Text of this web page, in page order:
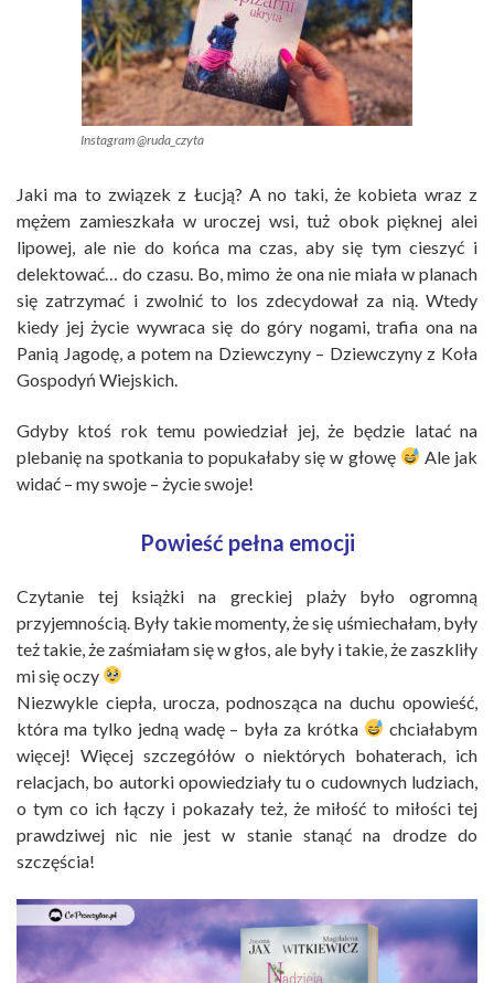
Instagram @ruda_czyta
Jaki ma to związek z Łucją? A no taki, że kobieta wraz z
mężem zamieszkała w uroczej wsi, tuż obok pięknej alei
lipowej, ale nie do końca ma czas, aby się tym cieszyć i
delektować… do czasu. Bo, mimo że ona nie miała w planach
się zatrzymać i zwolnić to los zdecydował za nią. Wtedy
kiedy jej życie wywraca się do góry nogami, trafia ona na
Panią Jagodę, a potem na Dziewczyny – Dziewczyny z Koła
Gospodyń Wiejskich.
Gdyby ktoś rok temu powiedział jej, że będzie latać na
plebanię na spotkania to popukałaby się w głowę
Ale jak
widać – my swoje – życie swoje!
Powieść pełna emocji
Czytanie tej książki na greckiej plaży było ogromną
przyjemnością. Były takie momenty, że się uśmiechałam, były
też takie, że zaśmiałam się w głos, ale były i takie, że zaszkliły
mi się oczy
Niezwykle ciepła, urocza, podnosząca na duchu opowieść,
która ma tylko jedną wadę – była za krótka
chciałabym
więcej! Więcej szczegółów o niektórych bohaterach, ich
relacjach, bo autorki opowiedziały tu o cudownych ludziach,
o tym co ich łączy i pokazały też, że miłość to miłości tej
prawdziwej nic nie jest w stanie stanąć na drodze do
szczęścia!